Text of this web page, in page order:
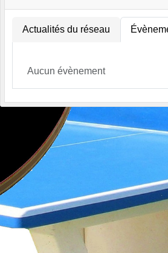
Actualités du réseau
Aucun évènement